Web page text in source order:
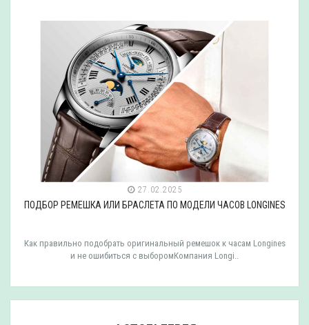
27.02.2025
ПОДБОР РЕМЕШКА ИЛИ БРАСЛЕТА ПО МОДЕЛИ ЧАСОВ LONGINES
Как правильно подобрать оригинальный ремешок к часам Longines
и не ошибиться с выборомКомпания Longi..